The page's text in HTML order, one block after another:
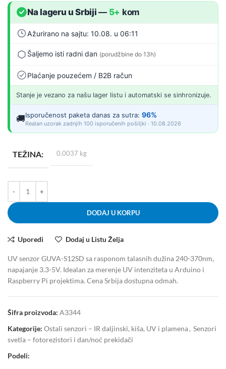
Na lageru u Srbiji — 5+ kom
Ažurirano na sajtu: 10.08. u 06:11
Šaljemo isti radni dan (porudžbine do 13h)
Plaćanje pouzećem / B2B račun
Stanje je vezano za našu lager listu i automatski se sinhronizuje.
🚚Isporučenost paketa danas za sutra: 96%
Realan uzorak zadnjih 100 isporučenih pošiljki · 10.08.2026
TEŽINA 0.0037 kg
DODAJ U KORPU
Uporedi Dodaj u Listu Želja
UV senzor GUVA-S12SD sa rasponom talasnih dužina 240-370nm,
napajanje 3.3-5V. Idealan za merenje UV intenziteta u Arduino i
Raspberry Pi projektima. Cena Srbija dostupna odmah.
Šifra proizvoda: A3344
Kategorije: Ostali senzori – IR daljinski, kiša, UV i plamena, Senzori
svetla – fotorezistori i dan/noć prekidači
Podeli: